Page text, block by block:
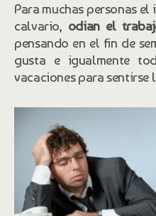
Para muchas personas
calvario, odian el
pensando en el fin de
gusta e igualmente
vacaciones para sentirse